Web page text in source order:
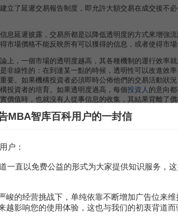
了延遲交易報告制度，即允許大額交易在成交後不
延遲披露，交易所都是以降低透明度的方式來增強
市場價格不能反映所有可以獲得的信息，或者使得市
，一個市場的透明度越高，其各種機制的運行效率
非線性的：在到達某一點的時候，透明性可以改進效
要。如果機構投資者必須即時公佈他們的交易活動狀
投資者的培育。如果透明度過高，每個投資人 的意向
價值時，也就沒有人從事信息的收集，其結果背離了
缺陷
於中小投資者來說，有失公平。這反映了交易制度目
以下幾個方面：①信息效率，也稱價格效率。②價格
，後兩種效率是信息效率在不同層面的表現形式。對
本，還包括落後的技術、過時的規則、較差的信息傳
的影響是使得交易價格不能完全、立即地反映所有可
低的交易成本是股票市場有效率的標誌。大宗交易制
MBA智库百科用户的一封信
户：
一直以免费公益的形式为大家提供知识服务，
峻的经营挑战下，单纯依靠不断增加广告位来维
越影响您的使用体验，这也与我们的初衷背道而